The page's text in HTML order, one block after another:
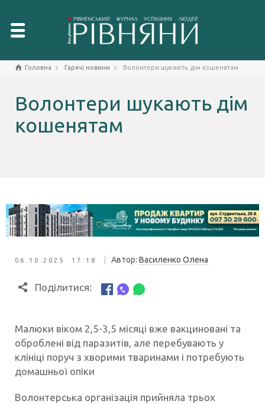
Головна Гарячі новини Волонтери шукають дім кошенятам
Волонтери шукають дім
кошенятам
06.10.2025 17:18 Автор: Василенко Олена
Поділитися:
Малюки віком 2,5-3,5 місяці вже вакциновані та
оброблені від паразитів, але перебувають у
клініці поруч з хворими тваринами і потребують
домашньої опіки
Волонтерська організація прийняла трьох